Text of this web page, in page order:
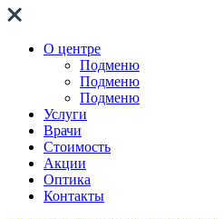
О центре
Подменю
Подменю
Подменю
Услуги
Врачи
Стоимость
Акции
Оптика
Контакты